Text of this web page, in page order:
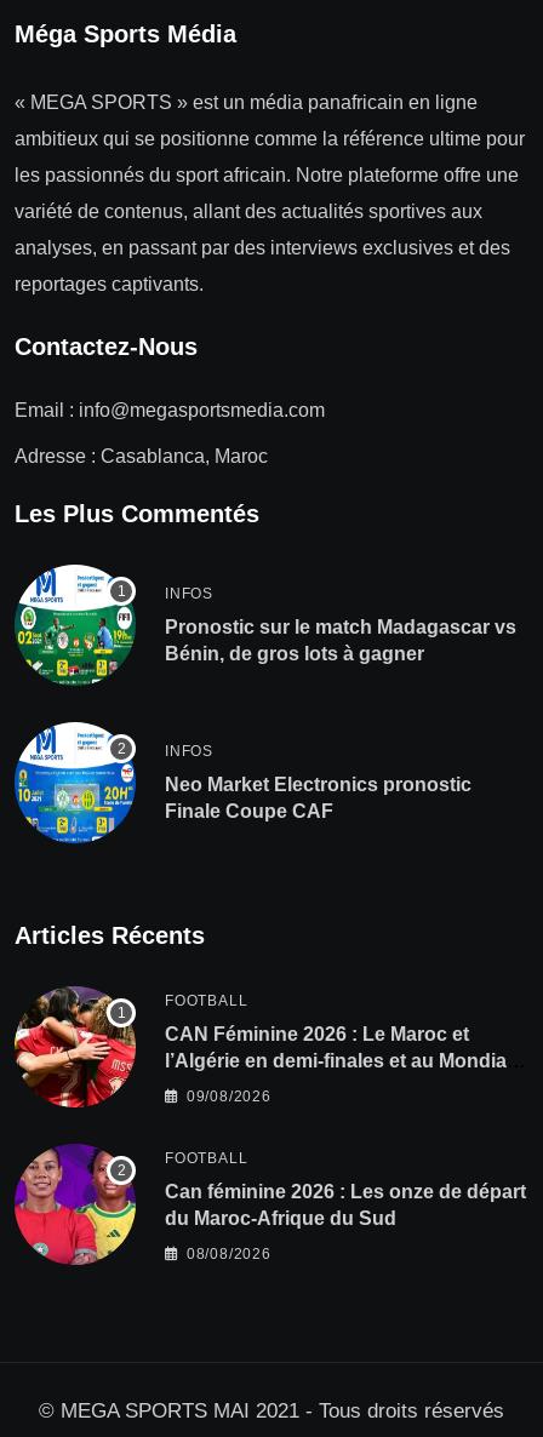
Méga Sports Média
« MEGA SPORTS » est un média panafricain en ligne
ambitieux qui se positionne comme la référence ultime pour
les passionnés du sport africain. Notre plateforme offre une
variété de contenus, allant des actualités sportives aux
analyses, en passant par des interviews exclusives et des
reportages captivants.
Contactez-Nous
Email : info@megasportsmedia.com
Adresse : Casablanca, Maroc
Les Plus Commentés
INFOS
Pronostic sur le match Madagascar vs
Bénin, de gros lots à gagner
INFOS
Neo Market Electronics pronostic
Finale Coupe CAF
Articles Récents
FOOTBALL
CAN Féminine 2026 : Le Maroc et
l’Algérie en demi-finales et au Mondial
2027 !
09/08/2026
FOOTBALL
‎Can féminine 2026 : Les onze de départ
du Maroc-Afrique du Sud
08/08/2026
© MEGA SPORTS MAI 2021 - Tous droits réservés